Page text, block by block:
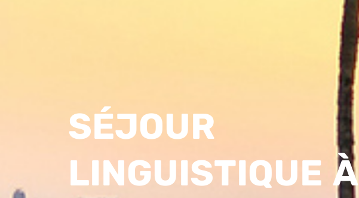
SÉJOUR
LINGUISTIQUE À